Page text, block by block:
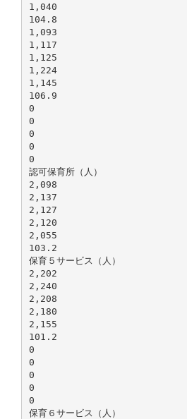
1,040
104.8
1,093
1,117
1,125
1,224
1,145
106.9
0
0
0
0
0
認可保育所（人）
2,098
2,137
2,127
2,120
2,055
103.2
保育５サービス（人）
2,202
2,240
2,208
2,180
2,155
101.2
0
0
0
0
0
保育６サービス（人）